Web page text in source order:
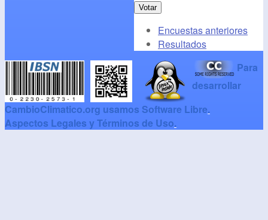
Encuestas anteriores
Resultados
Para
desarrollar
CambioClimatico.org usamos Software Libre.
Aspectos Legales y Términos de Uso.